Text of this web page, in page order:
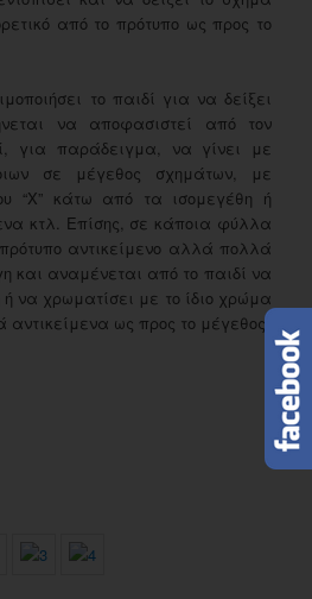
από το πρότυπο ως προς το
το παιδί για να δείξει
να αποφασιστεί από τον
για παράδειγμα, να γίνει με
σε μέγεθος σχημάτων, με
“Χ” κάτω από τα ισομεγέθη ή
κτλ. Επίσης, σε κάποια φύλλα
αντικείμενο αλλά πολλά
και αναμένεται από το παιδί να
να χρωματίσει με το ίδιο χρώμα
αντικείμενα ως προς το μέγεθος.